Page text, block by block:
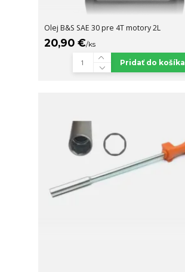
Olej B&S SAE 30 pre 4T motory 2L
20,90 €/ks
Pridať do košíka